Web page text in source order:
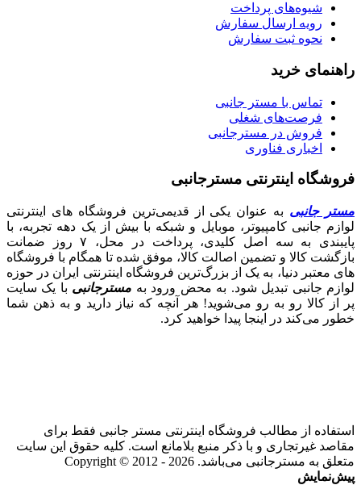
شیوه‌های پرداخت
رویه ارسال سفارش
نحوه ثبت سفارش
راهنمای خرید
تماس با مستر جانبی
فرصت‌های شغلی
فروش در مسترجانبی
اخباری فناوری
فروشگاه اینترنتی مسترجانبی
مستر جانبی به عنوان یکی از قدیمی‌ترین فروشگاه های اینترنتی
لوازم جانبی کامپیوتر، موبایل و شبکه با بیش از یک دهه تجربه، با
پایبندی به سه اصل کلیدی، پرداخت در محل، ۷ روز ضمانت
بازگشت کالا و تضمین اصالت کالا، موفق شده تا همگام با فروشگاه‌
های معتبر دنیا، به یک از بزرگ‌ترین فروشگاه اینترنتی ایران در حوزه
لوازم جانبی تبدیل شود. به محض ورود به مسترجانبی با یک سایت
پر از کالا رو به رو می‌شوید! هر آنچه که نیاز دارید و به ذهن شما
خطور می‌کند در اینجا پیدا خواهید کرد.
استفاده از مطالب فروشگاه اینترنتی مستر جانبی فقط برای
مقاصد غیرتجاری و با ذکر منبع بلامانع است. کلیه حقوق این سایت
متعلق به مسترجانبی می‌باشد. Copyright © 2012 - 2026
پیش‌نمایش